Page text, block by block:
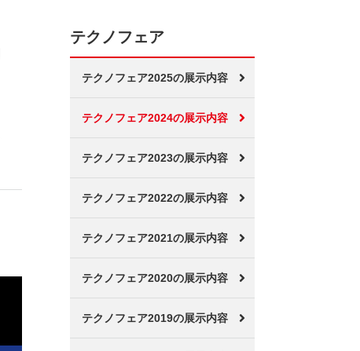
テクノフェア
テクノフェア2025の展示内容
テクノフェア2024の展示内容
テクノフェア2023の展示内容
テクノフェア2022の展示内容
テクノフェア2021の展示内容
テクノフェア2020の展示内容
テクノフェア2019の展示内容